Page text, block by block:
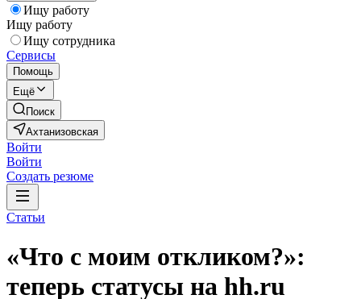
Ищу работу
Ищу работу
Ищу сотрудника
Сервисы
Помощь
Ещё
Поиск
Ахтанизовская
Войти
Войти
Создать резюме
Статьи
«Что с моим откликом?»:
теперь статусы на hh.ru